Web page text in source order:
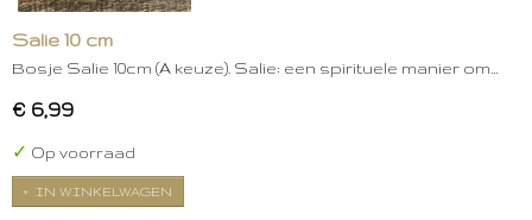
Salie 10 cm
Bosje Salie 10cm (A keuze). Salie: een spirituele manier om…
€ 6,99
✓ Op voorraad
IN WINKELWAGEN